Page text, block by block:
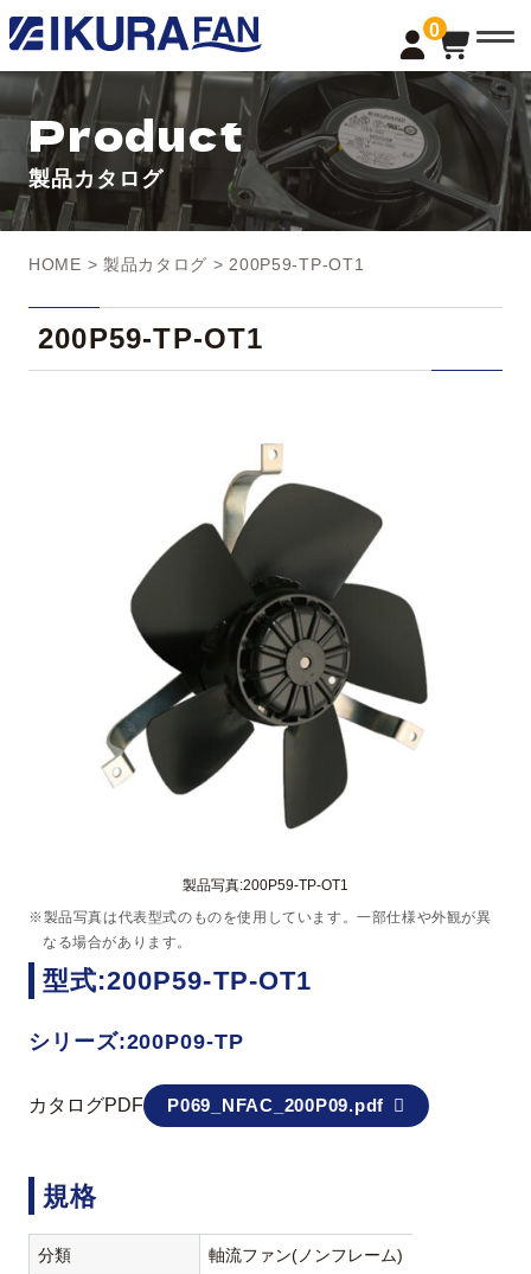
0
t
o
g
l
e
a
v
i
g
a
n
Product
製品カタログ
HOME > 製品カタログ > 200P59-TP-OT1
200P59-TP-OT1
製品写真:200P59-TP-OT1
※製品写真は代表型式のものを使用しています。一部仕様や外観が異
なる場合があります。
型式:200P59-TP-OT1
シリーズ:200P09-TP
カタログPDF P069_NFAC_200P09.pdf
規格
分類 軸流ファン(ノンフレーム)